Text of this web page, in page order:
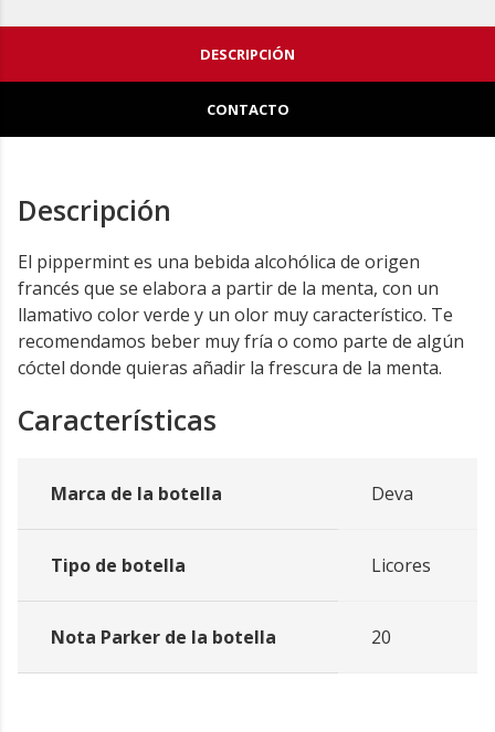
DESCRIPCIÓN
CONTACTO
Descripción
El pippermint es una bebida alcohólica de origen
francés que se elabora a partir de la menta, con un
llamativo color verde y un olor muy característico. Te
recomendamos beber muy fría o como parte de algún
cóctel donde quieras añadir la frescura de la menta.
Características
Marca de la botella Deva
Tipo de botella Licores
Nota Parker de la botella 20